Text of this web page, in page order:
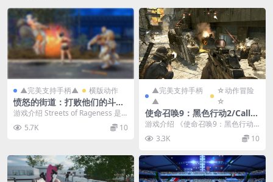
▲完美支持手柄▲ 横版动作
愤怒的街道：打败他们的斗士/
Streets of Rageness: Beat
游戏介绍 Streets of Rageness 是9
5.7K 10
▲完美支持手柄
▲
☆动作冒险
☆
使命召唤9：黑色行动2/Call o
f Duty: Black Ops II
游戏介绍 《使命召唤9：黑色行动
2》是由Treyarch制作，Activisio...
3.3K 10